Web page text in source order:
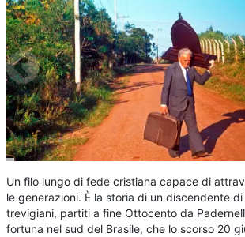
Un filo lungo di fede cristiana capace di
le generazioni. È la storia di un discendente
trevigiani, partiti a fine Ottocento da
fortuna nel sud del Brasile, che lo scorso 20